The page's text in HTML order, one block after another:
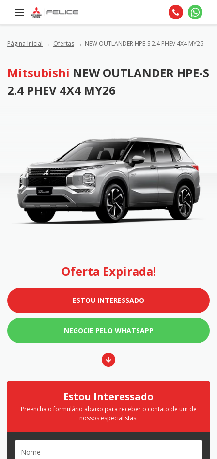
Página Inicial Ofertas NEW OUTLANDER HPE-S 2.4 PHEV 4X4 MY26
Mitsubishi NEW OUTLANDER HPE-S
2.4 PHEV 4X4 MY26
Oferta Expirada!
ESTOU INTERESSADO
NEGOCIE PELO WHATSAPP
Estou Interessado
Preencha o formulário abaixo para receber o contato de um de
nossos especialistas: